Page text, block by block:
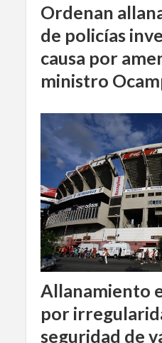
Ordenan
de policías
causa por
ministro
Allanamiento
por
seguridad de